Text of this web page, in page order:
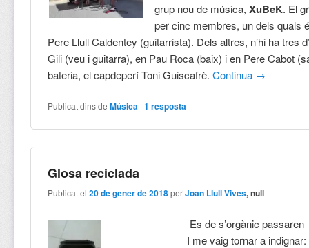
grup nou de música,XuBeK. El
per cinc membres, un dels quals
Pere Llull Caldentey (guitarrista). Dels altres, n’hi ha tres
Gili (veu i guitarra), en Pau Roca (baix) i en Pere Cabot
bateria, el capdeperí Toni Guiscafrè.Continua →
Publicat dins de Música |1 resposta
Glosa reciclada
Publicat el20 de gener de 2018 perJoan Llull Vives, null
Es de s’orgànic passaren
I me vaig tornar a indignar: